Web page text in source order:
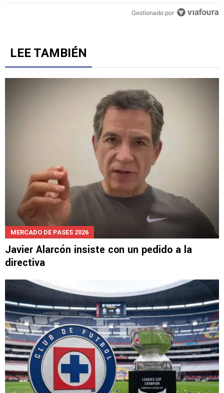
Gestionado por
LEE TAMBIÉN
MERCADO DE PASES 2026
Javier Alarcón insiste con un pedido a la
directiva